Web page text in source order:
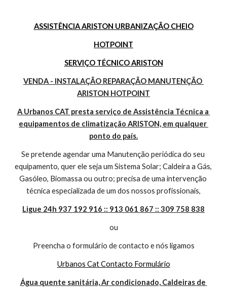
ASSISTÊNCIA ARISTON URBANIZAÇÃO CHEIO
HOTPOINT
SERVIÇO TÉCNICO ARISTON
VENDA - INSTALAÇÃO REPARAÇÃO MANUTENÇÃO
ARISTON HOTPOINT
A Urbanos CAT presta serviço de Assistência Técnica a
equipamentos de climatização ARISTON, em qualquer
ponto do país.
Se pretende agendar uma Manutenção periódica do seu
equipamento, quer ele seja um Sistema Solar; Caldeira a Gás,
Gasóleo, Biomassa ou outro; precisa de uma intervenção
técnica especializada de um dos nossos profissionais,
Ligue 24h 937 192 916 :: 913 061 867 :: 309 758 838
ou
Preencha o formulário de contacto e nós ligamos
Urbanos Cat Contacto Formulário
Água quente sanitária, Ar condicionado, Caldeiras de